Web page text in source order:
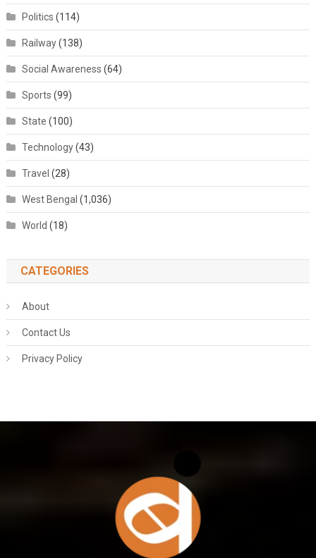
Politics (114)
Railway(138)
Social Awareness (64)
Sports (99)
State (100)
Technology(43)
Travel (28)
West Bengal (1,036)
World (18)
CATEGORIES
About
Contact Us
Privacy Policy